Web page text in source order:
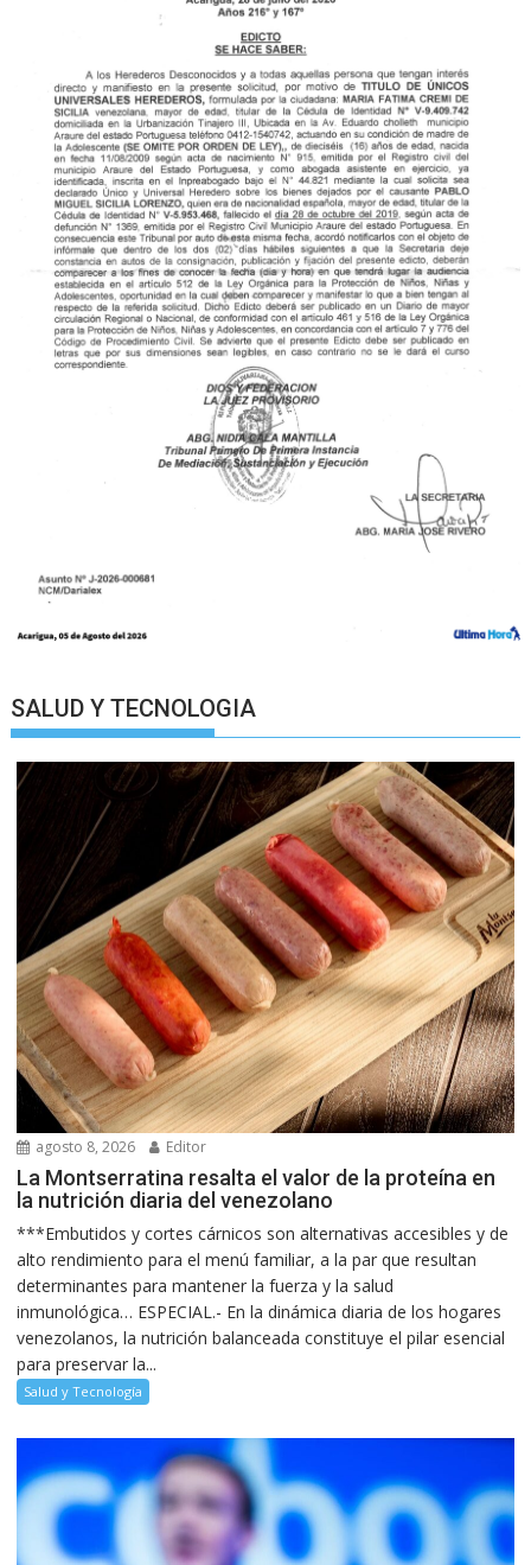
SALUD Y TECNOLOGIA
agosto 8, 2026 Editor
La Montserratina resalta el valor de la proteína en
la nutrición diaria del venezolano
***Embutidos y cortes cárnicos son alternativas accesibles y de
alto rendimiento para el menú familiar, a la par que resultan
determinantes para mantener la fuerza y la salud
inmunológica… ESPECIAL.- En la dinámica diaria de los hogares
venezolanos, la nutrición balanceada constituye el pilar esencial
para preservar la...
Salud y Tecnología